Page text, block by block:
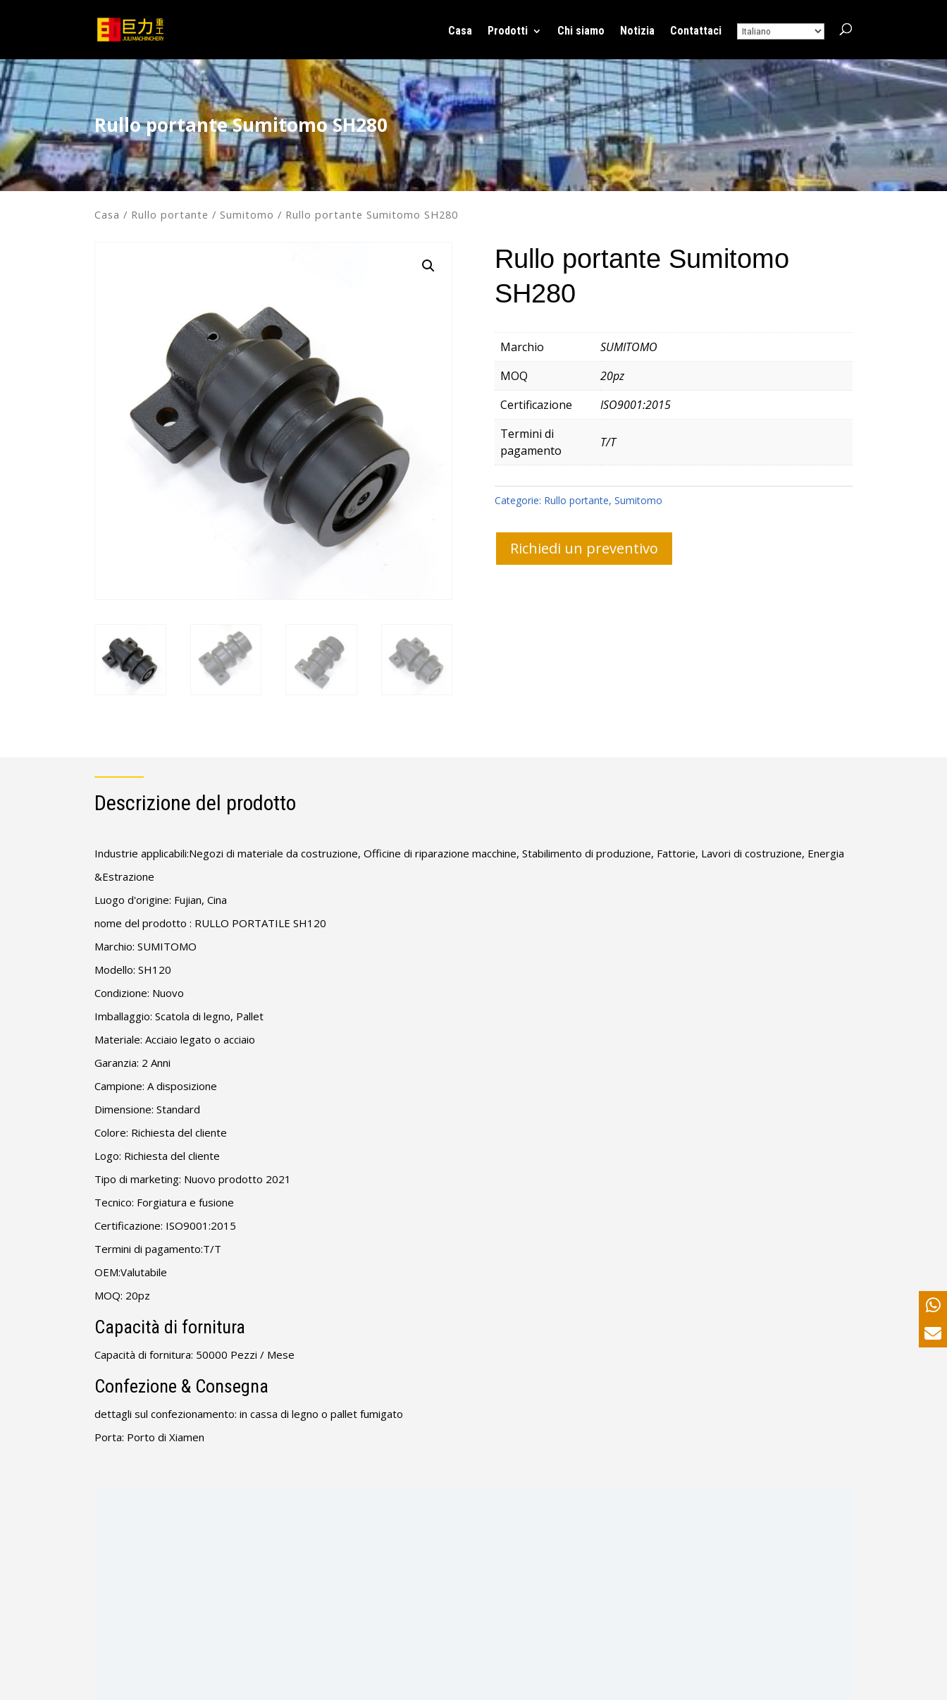
Casa Prodotti Chi siamo Notizia Contattaci
Rullo portante Sumitomo SH280
Casa / Rullo portante / Sumitomo / Rullo portante Sumitomo SH280
Rullo portante Sumitomo
SH280
Marchio
SUMITOMO
MOQ
20pz
Certificazione
ISO9001:2015
Termini di
pagamento
T/T
Categorie: Rullo portante, Sumitomo
Richiedi un preventivo
Descrizione del prodotto
Industrie applicabili:Negozi di materiale da costruzione, Officine di riparazione macchine, Stabilimento di produzione, Fattorie, Lavori di costruzione, Energia
&Estrazione
Luogo d'origine: Fujian, Cina
nome del prodotto : RULLO PORTATILE SH120
Marchio: SUMITOMO
Modello: SH120
Condizione: Nuovo
Imballaggio: Scatola di legno, Pallet
Materiale: Acciaio legato o acciaio
Garanzia: 2 Anni
Campione: A disposizione
Dimensione: Standard
Colore: Richiesta del cliente
Logo: Richiesta del cliente
Tipo di marketing: Nuovo prodotto 2021
Tecnico: Forgiatura e fusione
Certificazione: ISO9001:2015
Termini di pagamento:T/T
OEM:Valutabile
MOQ: 20pz
Capacità di fornitura
Capacità di fornitura: 50000 Pezzi / Mese
Confezione & Consegna
dettagli sul confezionamento: in cassa di legno o pallet fumigato
Porta: Porto di Xiamen